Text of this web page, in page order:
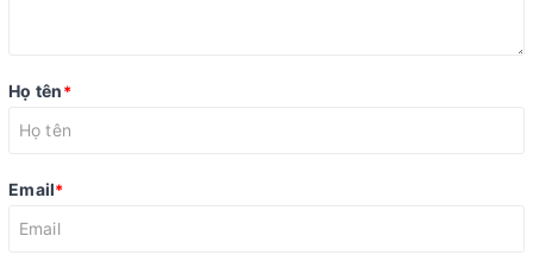
Họ tên*
Email*